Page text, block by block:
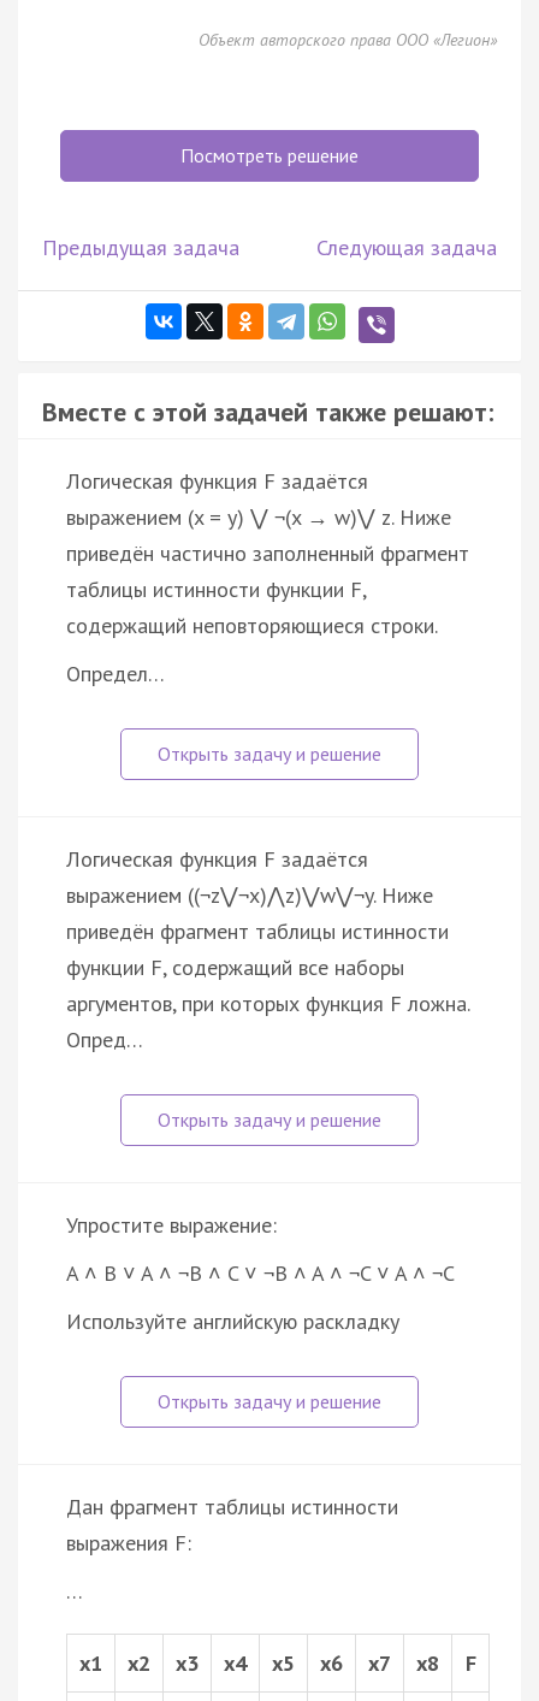
Объект авторского права ООО «Легион»
Посмотреть решение
Предыдущая задача Следующая задача
Вместе с этой задачей также решают:
Логическая функция F задаётся
выражением (x = y) ⋁ ¬(x → w)⋁ z. Ниже
приведён частично заполненный фрагмент
таблицы истинности функции F,
содержащий неповторяющиеся строки.
Определ…
Логическая функция F задаётся
выражением ((¬z⋁¬x)⋀z)⋁w⋁¬y. Ниже
приведён фрагмент таблицы истинности
функции F, содержащий все наборы
аргументов, при которых функция F ложна.
Опред…
Упростите выражение:
A ˄ B ˅ A ˄ ¬B ˄ C ˅ ¬B ˄ A ˄ ¬C ˅ A ˄ ¬C
Используйте английскую раскладку
Дан фрагмент таблицы истинности
выражения F:
…
x1 x2 x3 x4 x5 x6 x7 x8 F